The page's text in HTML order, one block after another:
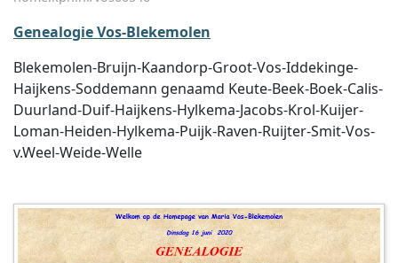
Genealogie Vos-Blekemolen
Blekemolen-Bruijn-Kaandorp-Groot-Vos-Iddekinge-
Haijkens-Soddemann genaamd Keute-Beek-Boek-Calis-
Duurland-Duif-Haijkens-Hylkema-Jacobs-Krol-Kuijer-
Loman-Heiden-Hylkema-Puijk-Raven-Ruijter-Smit-Vos-
v.Weel-Weide-Welle